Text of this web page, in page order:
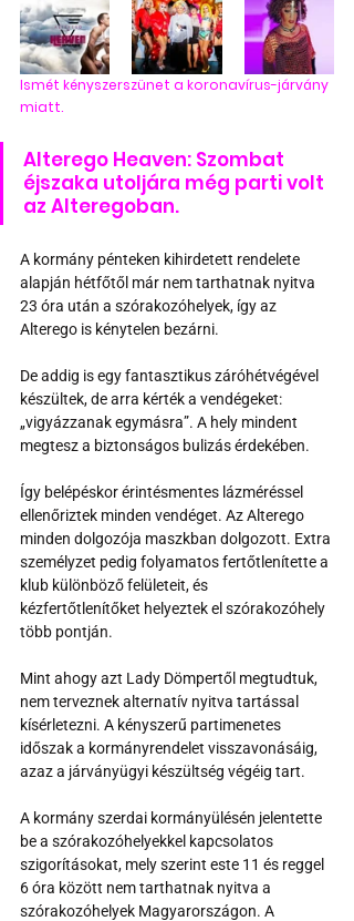
Ismét kényszerszünet a koronavírus-járvány
miatt.
Alterego Heaven: Szombat
éjszaka utoljára még parti volt
az Alteregoban.
A kormány pénteken kihirdetett rendelete
alapján hétfőtől már nem tarthatnak nyitva
23 óra után a szórakozóhelyek, így az
Alterego is kénytelen bezárni.
De addig is egy fantasztikus záróhétvégével
készültek, de arra kérték a vendégeket:
„vigyázzanak egymásra”. A hely mindent
megtesz a biztonságos bulizás érdekében.
Így belépéskor érintésmentes lázméréssel
ellenőriztek minden vendéget. Az Alterego
minden dolgozója maszkban dolgozott. Extra
személyzet pedig folyamatos fertőtlenítette a
klub különböző felületeit, és
kézfertőtlenítőket helyeztek el szórakozóhely
több pontján.
Mint ahogy azt Lady Dömpertől megtudtuk,
nem terveznek alternatív nyitva tartással
kísérletezni. A kényszerű partimenetes
időszak a kormányrendelet visszavonásáig,
azaz a járványügyi készültség végéig tart.
A kormány szerdai kormányülésén jelentette
be a szórakozóhelyekkel kapcsolatos
szigorításokat, mely szerint este 11 és reggel
6 óra között nem tarthatnak nyitva a
szórakozóhelyek Magyarországon. A